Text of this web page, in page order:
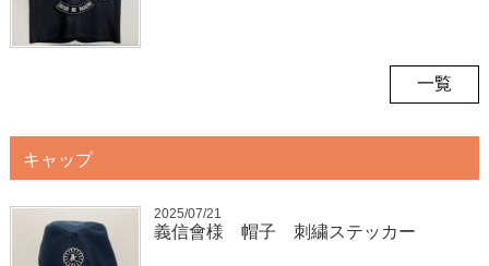
一覧
キャップ
2025/07/21
義信會様 帽子 刺繍ステッカー